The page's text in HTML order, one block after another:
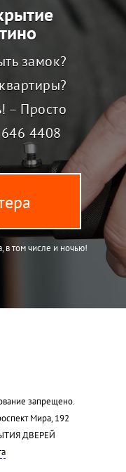
замок?
– Просто
4408
в том числе и ночью!
запрещено.
Мира, 192
ДВЕРЕЙ